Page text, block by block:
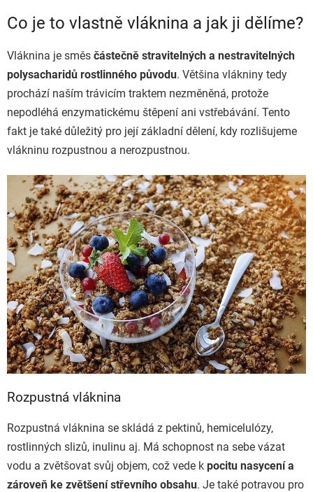
Co je to vlastně vláknina a jak ji dělíme?
Vláknina je směs částečně stravitelných a nestravitelných
polysacharidů rostlinného původu. Většina vlákniny tedy
prochází naším trávicím traktem nezměněná, protože
nepodléhá enzymatickému štěpení ani vstřebávání. Tento
fakt je také důležitý pro její základní dělení, kdy rozlišujeme
vlákninu rozpustnou a nerozpustnou.
Rozpustná vláknina
Rozpustná vláknina se skládá z pektinů, hemicelulózy,
rostlinných slizů, inulinu aj. Má schopnost na sebe vázat
vodu a zvětšovat svůj objem, což vede k pocitu nasycení a
zároveň ke zvětšení střevního obsahu. Je také potravou pro